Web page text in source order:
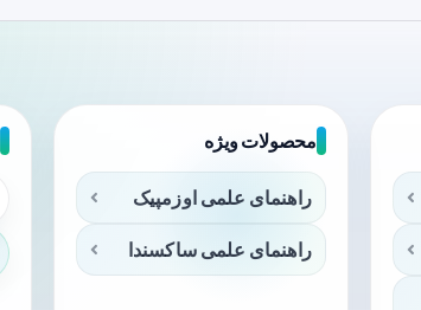
محصولات ویژه
راهنمای علمی اوزمپیک
راهنمای علمی ساکسندا